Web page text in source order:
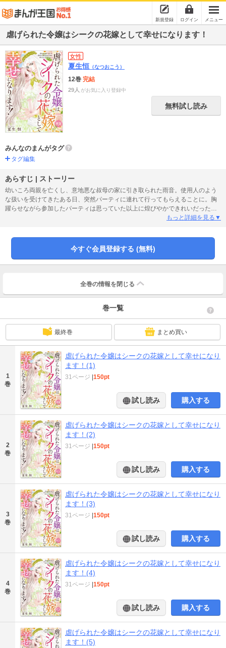
新規登録 ログイン メニュー
虐げられた令嬢はシークの花嫁として幸せになります！
女性
夏生恒 （なつおこう）
12巻 完結
29人 がお気に入り登録中
無料試し読み
みんなのまんがタグ
タグ編集
あらすじ | ストーリー
幼いころ両親を亡くし、意地悪な叔母の家に引き取られた雨音。使用人のよう
な扱いを受けてきたある日、突然パーティに連れて行ってもらえることに。胸
躍らせながら参加したパーティは思っていた以上に煌びやかできれいだった。
しかし、雨音がパーティに連れてこられた本当の理由は祖父ほどに歳の離れた
もうずっと諦めてきたのに――幼いころの約束が繋ぐ溺愛ロマンス！
もっと詳細を見る▼
今すぐ会員登録する (無料)
全巻の情報を 閉じる
巻一覧
最終巻 まとめ買い
1
巻
虐げられた令嬢はシークの花嫁として幸せになり
ます！(1)
31ページ |150pt
試し読み 購入する
2
巻
虐げられた令嬢はシークの花嫁として幸せになり
ます！(2)
31ページ |150pt
試し読み 購入する
3
巻
虐げられた令嬢はシークの花嫁として幸せになり
ます！(3)
31ページ |150pt
試し読み 購入する
4
巻
虐げられた令嬢はシークの花嫁として幸せになり
ます！(4)
31ページ |150pt
試し読み 購入する
虐げられた令嬢はシークの花嫁として幸せになり
ます！(5)